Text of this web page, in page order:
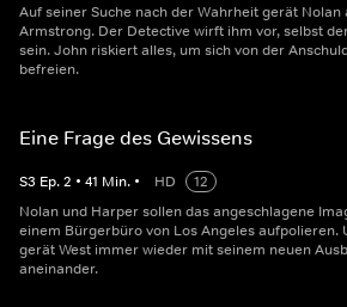
Auf seiner Suche nach der Wahrheit gerät Nolan
Armstrong. Der Detective wirft ihm vor, selbst
sein. John riskiert alles, um sich von der
befreien.
Eine Frage des Gewissens
S3 Ep.2 • 41 Min. • HD
12
Nolan und Harper sollen das angeschlagene
einem Bürgerbüro von Los Angeles aufpolieren.
gerät West immer wieder mit seinem neuen
aneinander.